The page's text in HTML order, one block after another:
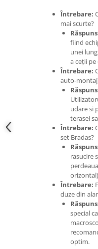
Accesorii agricole
Accesorii gard electric
Araci/ Suporti plante
Candele / Rezerve /
Carabine/ carlige
Diverse casa si gradina
Diverse depozitare
Echipament protectie
Furtun / banda / tub
Motofierastrau / Drujba
Pila motofierastrau /
Întrebare:
mai scurte?
fiind
unei
a ceții
Întrebare:
auto-
udare si
terasei
Întrebare:
set Bradas?
rasucire
Întrebare:
duze din
special
optim.